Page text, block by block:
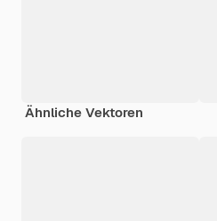
Ähnliche Vektoren